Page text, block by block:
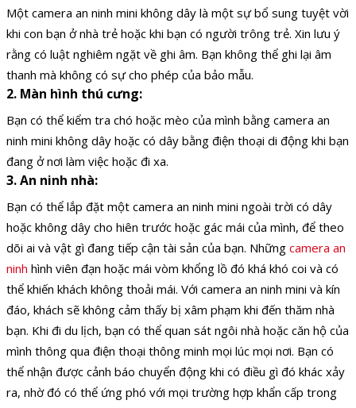
Một camera an ninh mini không dây là một sự bổ sung tuyệt vời
khi con bạn ở nhà trẻ hoặc khi bạn có người trông trẻ. Xin lưu ý
rằng có luật nghiêm ngặt về ghi âm. Bạn không thể ghi lại âm
thanh mà không có sự cho phép của bảo mẫu.
2. Màn hình thú cưng:
Bạn có thể kiểm tra chó hoặc mèo của mình bằng camera an
ninh mini không dây hoặc có dây bằng điện thoại di động khi bạn
đang ở nơi làm việc hoặc đi xa.
3. An ninh nhà:
Bạn có thể lắp đặt một camera an ninh mini ngoài trời có dây
hoặc không dây cho hiên trước hoặc gác mái của mình, để theo
dõi ai và vật gì đang tiếp cận tài sản của bạn. Những camera an
ninh hình viên đạn hoặc mái vòm khổng lồ đó khá khó coi và có
thể khiến khách không thoải mái. Với camera an ninh mini và kín
đáo, khách sẽ không cảm thấy bị xâm phạm khi đến thăm nhà
bạn. Khi đi du lịch, bạn có thể quan sát ngôi nhà hoặc căn hộ của
mình thông qua điện thoại thông minh mọi lúc mọi nơi. Bạn có
thể nhận được cảnh báo chuyển động khi có điều gì đó khác xảy
ra, nhờ đó có thể ứng phó với mọi trường hợp khẩn cấp trong